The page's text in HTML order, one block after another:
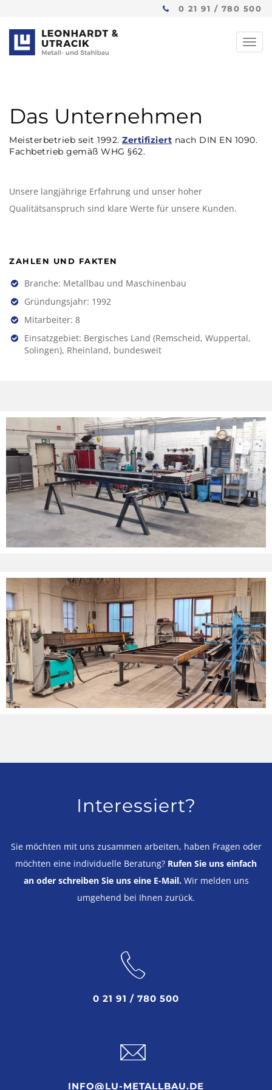
0 21 91 / 780 500
Das Unternehmen
Meisterbetrieb seit 1992. Zertifiziert nach DIN EN 1090.
Fachbetrieb gemäß WHG §62.
Unsere langjährige Erfahrung und unser hoher
Qualitätsanspruch sind klare Werte für unsere Kunden.
ZAHLEN UND FAKTEN
Branche: Metallbau und Maschinenbau
Gründungsjahr: 1992
Mitarbeiter: 8
Einsatzgebiet: Bergisches Land (Remscheid, Wuppertal,
Solingen), Rheinland, bundesweit
Interessiert?
Sie möchten mit uns zusammen arbeiten, haben Fragen oder
möchten eine individuelle Beratung? Rufen Sie uns einfach
an oder schreiben Sie uns eine E-Mail.Wir melden uns
umgehend bei Ihnen zurück.
0 21 91 / 780 500
INFO@LU-METALLBAU.DE